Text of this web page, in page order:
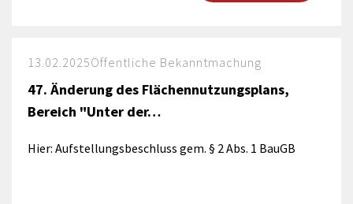
13.02.2025Öffentliche Bekanntmachung
47. Änderung des Flächennutzungsplans,
Bereich "Unter der…
Hier: Aufstellungsbeschluss gem. § 2 Abs. 1 BauGB